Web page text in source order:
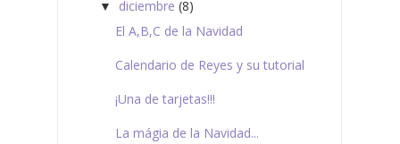
▼ diciembre (8)
El A,B,C de la Navidad
Calendario de Reyes y su tutorial
¡Una de tarjetas!!!
La mágia de la Navidad...